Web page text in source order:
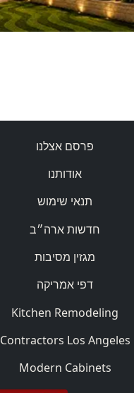
פרסם אצלנו
אודותנו
תנאי שימוש
חדשות ארה״ב
מגזין מסיבות
דפי אמריקה
Kitchen Remodeling
Contractors Los Angeles
Modern Cabinets